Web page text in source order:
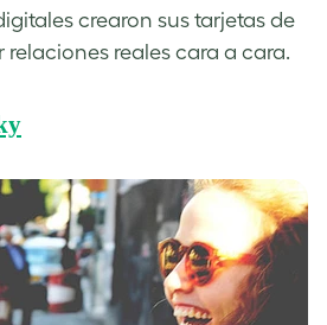
crearon sus tarjetas de
reales cara a cara.